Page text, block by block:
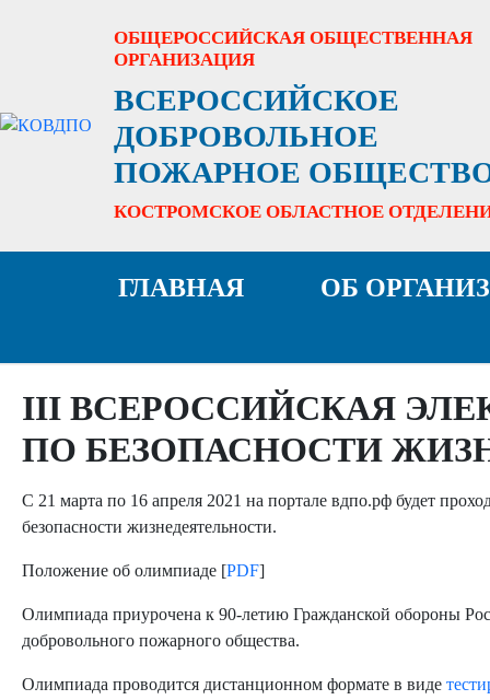
ОБЩЕРОССИЙСКАЯ ОБЩЕСТВЕННАЯ
ОРГАНИЗАЦИЯ
ВСЕРОССИЙСКОЕ
ДОБРОВОЛЬНОЕ
ПОЖАРНОЕ
КОСТРОМСКОЕ ОБЛАСТНОЕ
ГЛАВНАЯ ОБ
III ВСЕРОССИЙСКАЯ
ПО БЕЗОПАСНОСТИ
С 21 марта по 16 апреля 2021 на портале вдпо.рф будет
безопасности жизнедеятельности.
Положение об олимпиаде [PDF]
Олимпиада приурочена к 90-летию Гражданской обороны
добровольного пожарного общества.
Олимпиада проводится дистанционном формате в виде